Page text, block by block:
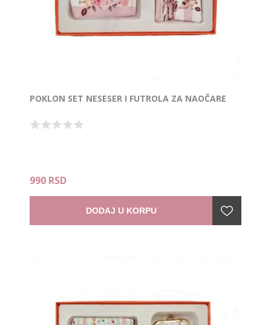
POKLON SET NESESER I FUTROLA ZA NAOČARE
990 RSD
DODAJ U KORPU